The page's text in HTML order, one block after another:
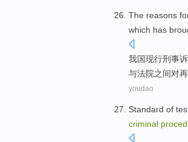
The reasons
which has
我国现行刑事
与法院之间对
youdao
Standard of
criminal